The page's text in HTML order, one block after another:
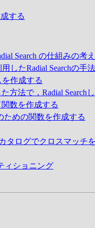
する
Search の仕組みの考
したRadial Searchの手法
を作成する
方法で，Radial Search
関数を作成する
めの関数を作成する
タログでクロスマッチ
ィショニング